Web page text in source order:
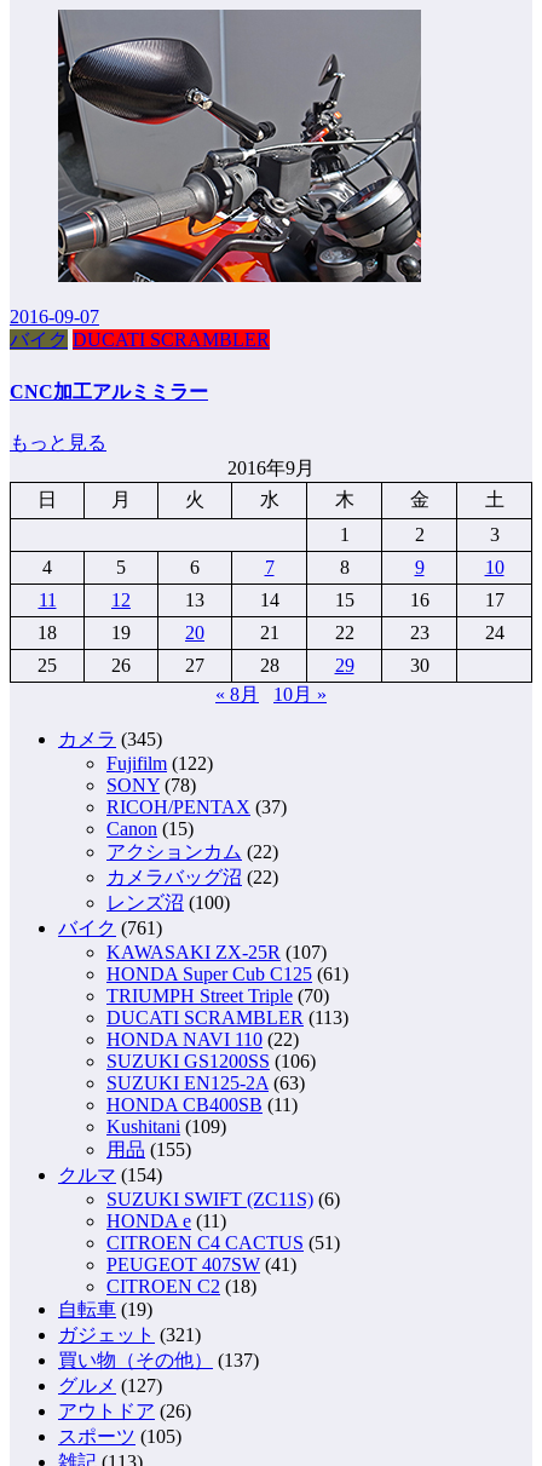
2016-09-07
バイク DUCATI SCRAMBLER
CNC加工アルミミラー
もっと見る
2016年9月
日
月 火 水 木 金
土
1
2
3
4
5 6 7 8 9
10
11
12 13 14 15 16
17
18
19 20 21 22 23
24
25
26 27 28 29
30
« 8月
10月 »
カメラ (345)
Fujifilm (122)
SONY (78)
RICOH/PENTAX (37)
Canon (15)
アクションカム (22)
カメラバッグ沼 (22)
レンズ沼 (100)
バイク (761)
KAWASAKI ZX-25R (107)
HONDA Super Cub C125 (61)
TRIUMPH Street Triple (70)
DUCATI SCRAMBLER (113)
HONDA NAVI 110 (22)
SUZUKI GS1200SS (106)
SUZUKI EN125-2A (63)
HONDA CB400SB (11)
Kushitani (109)
用品 (155)
クルマ (154)
SUZUKI SWIFT (ZC11S) (6)
HONDA e (11)
CITROEN C4 CACTUS (51)
PEUGEOT 407SW (41)
CITROEN C2 (18)
自転車 (19)
ガジェット (321)
買い物（その他）
(137)
グルメ (127)
アウトドア (26)
スポーツ (105)
雑記 (113)